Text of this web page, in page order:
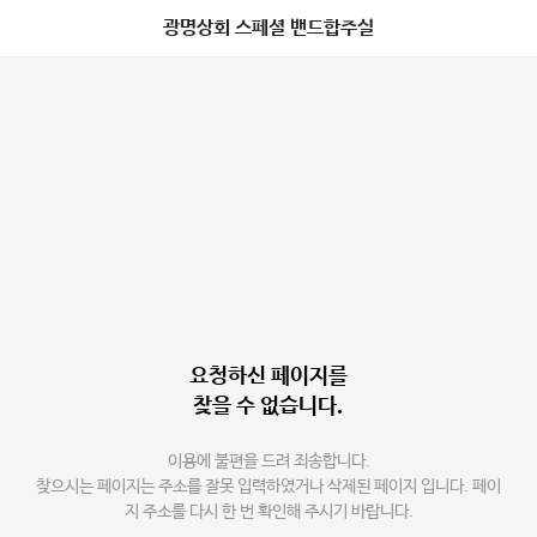
광명상회 스페셜 밴드합주실
요청하신 페이지를
찾을 수 없습니다.
이용에 불편을 드려 죄송합니다.
찾으시는 페이지는 주소를 잘못 입력하였거나 삭제된 페이지 입니다. 페이
지 주소를 다시 한 번 확인해 주시기 바랍니다.